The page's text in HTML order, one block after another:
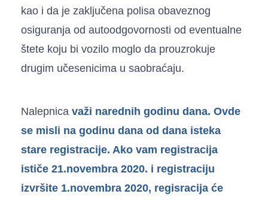
kao i da je zaključena polisa obaveznog
osiguranja od autoodgovornosti od eventualne
štete koju bi vozilo moglo da prouzrokuje
drugim učesenicima u saobraćaju.
Nalepnica važi narednih godinu dana. Ovde
se misli na godinu dana od dana isteka
stare registracije. Ako vam registracija
ističe 21.novembra 2020. i registraciju
izvršite 1.novembra 2020, regisracija će